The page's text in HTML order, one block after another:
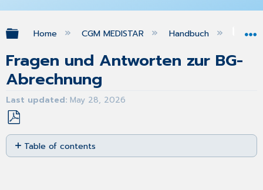
Expand/collapse global hierarchy
Home CGM MEDISTAR Handbuch
Fragen und Antworten zur BG-
Abrechnung
Last updated May 28, 2026
Save
as
PDF
Table of contents